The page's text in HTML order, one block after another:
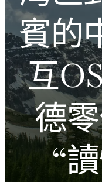
賓的
互
德
“